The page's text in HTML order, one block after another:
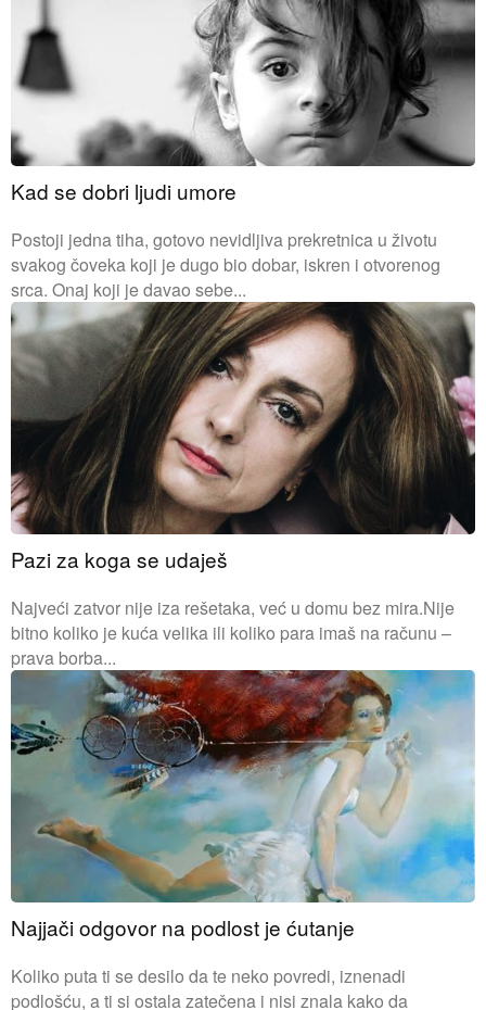
Kad se dobri ljudi umore
Postoji jedna tiha, gotovo nevidljiva prekretnica u životu
svakog čoveka koji je dugo bio dobar, iskren i otvorenog
srca. Onaj koji je davao sebe...
Pazi za koga se udaješ
Najveći zatvor nije iza rešetaka, već u domu bez mira.Nije
bitno koliko je kuća velika ili koliko para imaš na računu –
prava borba...
Najjači odgovor na podlost je ćutanje
Koliko puta ti se desilo da te neko povredi, iznenadi
podlošću, a ti si ostala zatečena i nisi znala kako da